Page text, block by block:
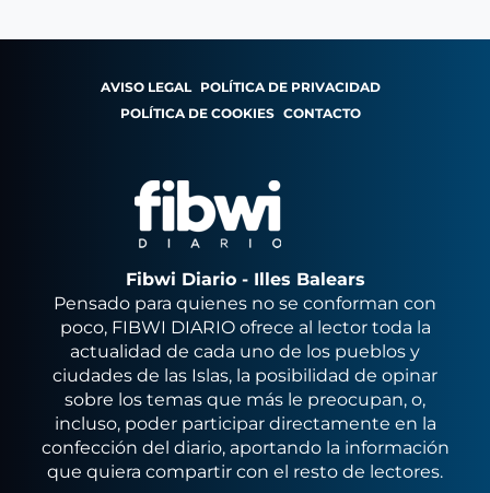
AVISO LEGAL POLÍTICA DE PRIVACIDAD
POLÍTICA DE COOKIES CONTACTO
Fibwi Diario - Illes Balears
Pensado para quienes no se conforman con
poco, FIBWI DIARIO ofrece al lector toda la
actualidad de cada uno de los pueblos y
ciudades de las Islas, la posibilidad de opinar
sobre los temas que más le preocupan, o,
incluso, poder participar directamente en la
confección del diario, aportando la información
que quiera compartir con el resto de lectores.